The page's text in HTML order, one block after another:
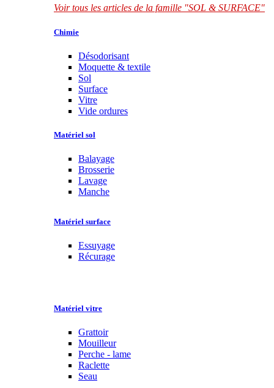
Voir tous les articles de la famille "SOL & SURFACE"
Chimie
Désodorisant
Moquette & textile
Sol
Surface
Vitre
Vide ordures
Matériel sol
Balayage
Brosserie
Lavage
Manche
Matériel surface
Essuyage
Récurage
Matériel vitre
Grattoir
Mouilleur
Perche - lame
Raclette
Seau